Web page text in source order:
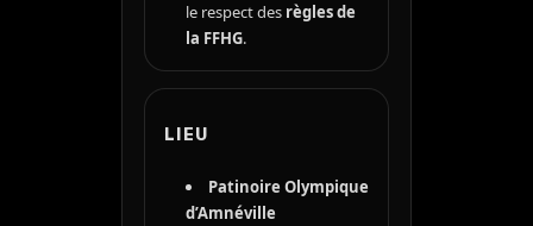
le respect des règles de
la FFHG.
LIEU
Patinoire Olympique
d’Amnéville